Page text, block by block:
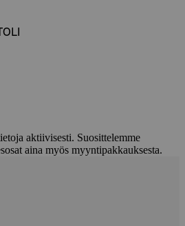
aktiivisesti. Suosittelemme
aina myös myyntipakkauksesta.